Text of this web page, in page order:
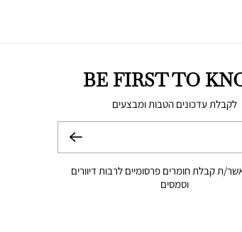
BE FIRST TO
לקבלת עדכונים הטבות ומבצעים
ת קבלת חומרים פרסומיים לרבות דיוורים
וסמסים
שלח